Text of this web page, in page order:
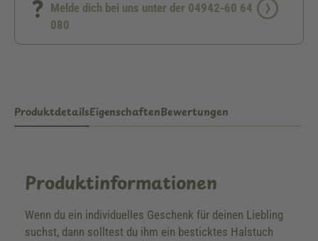
Melde dich bei uns unter der 04942-60 64
080
ProduktdetailsEigenschaftenBewertungen
Produktinformationen
Wenn du ein individuelles Geschenk für deinen Liebling
suchst, dann solltest du ihm ein besticktes Halstuch